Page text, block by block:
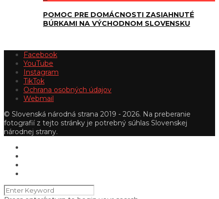
POMOC PRE DOMÁCNOSTI ZASIAHNUTÉ
BÚRKAMI NA VÝCHODNOM SLOVENSKU
Facebook
YouTube
Instagram
TikTok
Ochrana osobných údajov
Webmail
© Slovenská národná strana 2019 - 2026. Na preberanie
fotografií z tejto stránky je potrebný súhlas Slovenskej
národnej strany.